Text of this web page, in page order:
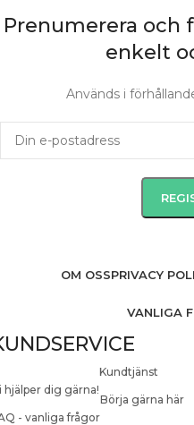
Prenumerera och
enkelt
Används i
OM OSSPRIVACY
VANLIGA
hjälper dig gärna!
Kundtjänst
- vanliga frågor
Börja gärna här